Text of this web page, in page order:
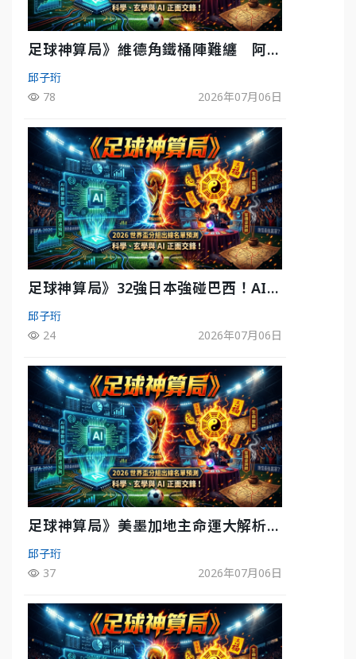
足球神算局》維德角鐵桶陣難纏 阿根
廷被看好下半場破局晉級
邱子珩
78
2026年07月06日
足球神算局》32強日本強碰巴西！AI估
五五波 牛肉哥、小魚看好延長賽爆冷
邱子珩
24
2026年07月06日
足球神算局》美墨加地主命運大解析
墨西哥獲數據與玄學雙點名
邱子珩
37
2026年07月06日